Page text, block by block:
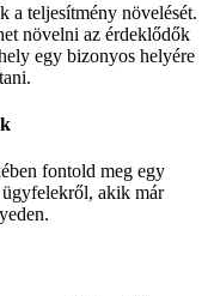
a teljesítmény növelését.
növelni az érdeklődők
egy bizonyos helyére
fontold meg egy
ügyfelekről, akik már